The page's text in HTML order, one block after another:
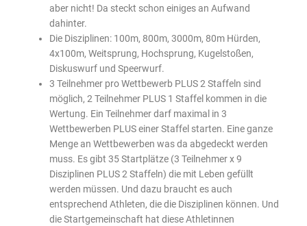
aber nicht! Da steckt schon einiges an Aufwand
dahinter.
Die Disziplinen: 100m, 800m, 3000m, 80m Hürden,
4x100m, Weitsprung, Hochsprung, Kugelstoßen,
Diskuswurf und Speerwurf.
3 Teilnehmer pro Wettbewerb PLUS 2 Staffeln sind
möglich, 2 Teilnehmer PLUS 1 Staffel kommen in die
Wertung. Ein Teilnehmer darf maximal in 3
Wettbewerben PLUS einer Staffel starten. Eine ganze
Menge an Wettbewerben was da abgedeckt werden
muss. Es gibt 35 Startplätze (3 Teilnehmer x 9
Disziplinen PLUS 2 Staffeln) die mit Leben gefüllt
werden müssen. Und dazu braucht es auch
entsprechend Athleten, die die Disziplinen können. Und
die Startgemeinschaft hat diese Athletinnen